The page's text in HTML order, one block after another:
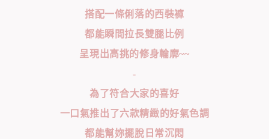
搭配一條俐落的西裝褲
都能瞬間拉長雙腿比例
呈現出高挑的修身輪廓~~
-
為了符合大家的喜好
一口氣推出了六款精緻的好氣色調
都能幫妳擺脫日常沉悶